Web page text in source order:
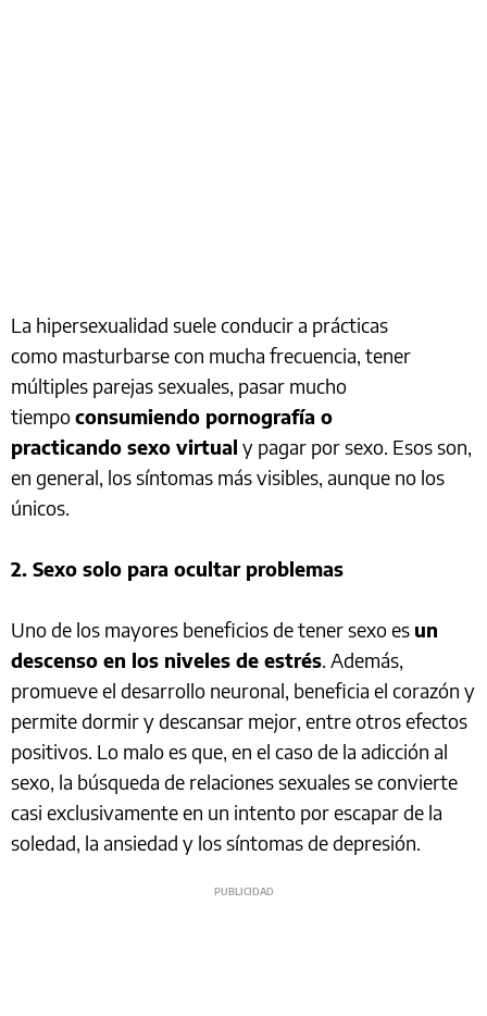
La hipersexualidad suele conducir a prácticas
como masturbarse con mucha frecuencia, tener
múltiples parejas sexuales, pasar mucho
tiempoconsumiendo pornografía o
practicando sexo virtual y pagar por sexo. Esos son,
en general, los síntomas más visibles, aunque no los
únicos.
2. Sexo solo para ocultar problemas
Uno de los mayores beneficios de tener sexo es un
descenso en los niveles de estrés. Además,
promueve el desarrollo neuronal, beneficia el corazón y
permite dormir y descansar mejor, entre otros efectos
positivos. Lo malo es que, en el caso de la adicción al
sexo, la búsqueda de relaciones sexuales se convierte
casi exclusivamente en un intento por escapar de la
soledad, la ansiedad y los síntomas de depresión.